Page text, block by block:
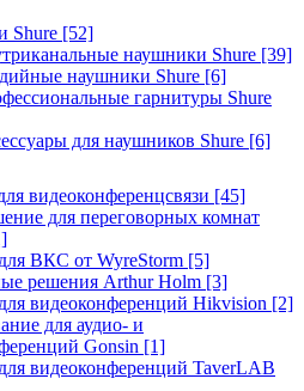
Shure [52]
наушники Shure [39]
наушники Shure [6]
гарнитуры Shure
для наушников Shure [6]
видеоконференцсвязи [45]
для переговорных комнат
ВКС от WyreStorm [5]
решения Arthur Holm [3]
видеоконференций Hikvision [2]
для аудио- и
Gonsin [1]
видеоконференций TaverLAB